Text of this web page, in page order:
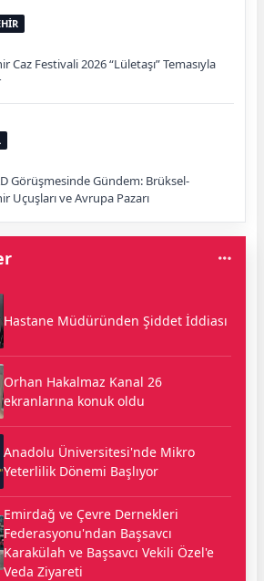
Caz Festivali 2026 “Lületaşı” Temasıyla
Görüşmesinde Gündem: Brüksel-
Uçuşları ve Avrupa Pazarı
Hastane Müdüründen Şiddet İddiası
Orhan Hakalmaz Kanal 26
ekranlarına konuk oldu
Anadolu Üniversitesi'nde Mikro
Yeterlilik Dönemi Başlıyor
Emirdağ ve Çevre Dernekleri
Federasyonu'ndan Başsavcı
Karakülah ve Başsavcı Vekili Özel'e
Veda Ziyareti